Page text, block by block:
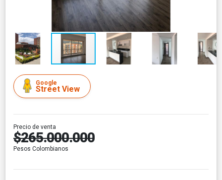
Google
Street View
Precio de venta
$265.000.000
Pesos Colombianos